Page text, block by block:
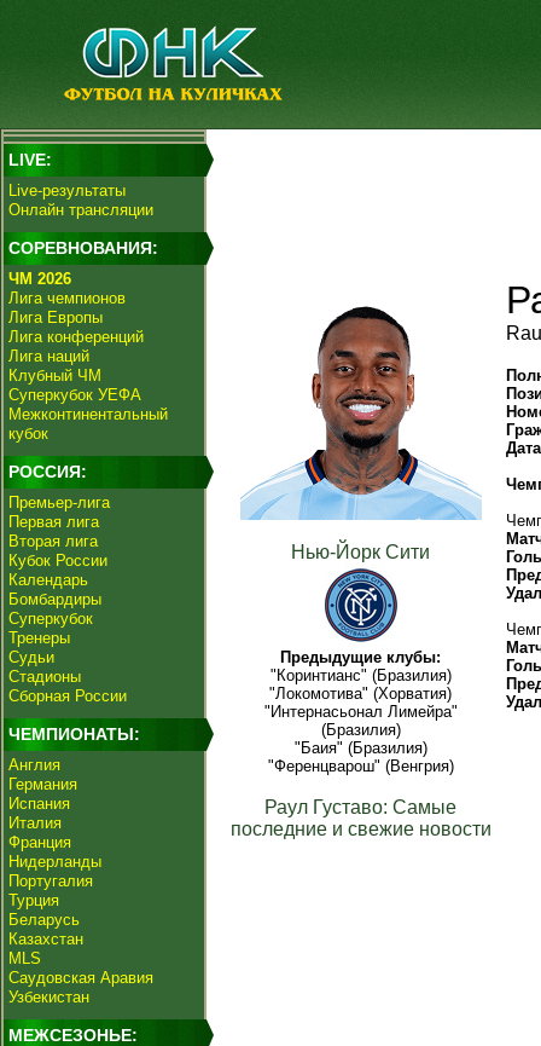
LIVE:
Live-результаты
Онлайн трансляции
СОРЕВНОВАНИЯ:
ЧМ 2026
Лига чемпионов
Лига Европы
Лига конференций
Лига наций
Клубный ЧМ
Суперкубок УЕФА
Межконтинентальный
кубок
РОССИЯ:
Премьер-лига
Первая лига
Вторая лига
Кубок России
Календарь
Бомбардиры
Суперкубок
Тренеры
Судьи
Стадионы
Сборная России
ЧЕМПИОНАТЫ:
Англия
Германия
Испания
Италия
Франция
Нидерланды
Португалия
Турция
Беларусь
Казахстан
MLS
Саудовская Аравия
Узбекистан
МЕЖСЕЗОНЬЕ:
Нью-Йорк Сити
Предыдущие клубы:
"Коринтианс" (Бразилия)
"Локомотива" (Хорватия)
"Интернасьонал Лимейра"
(Бразилия)
"Баия" (Бразилия)
"Ференцварош" (Венгрия)
Раул Густаво: Самые
последние и свежие новости